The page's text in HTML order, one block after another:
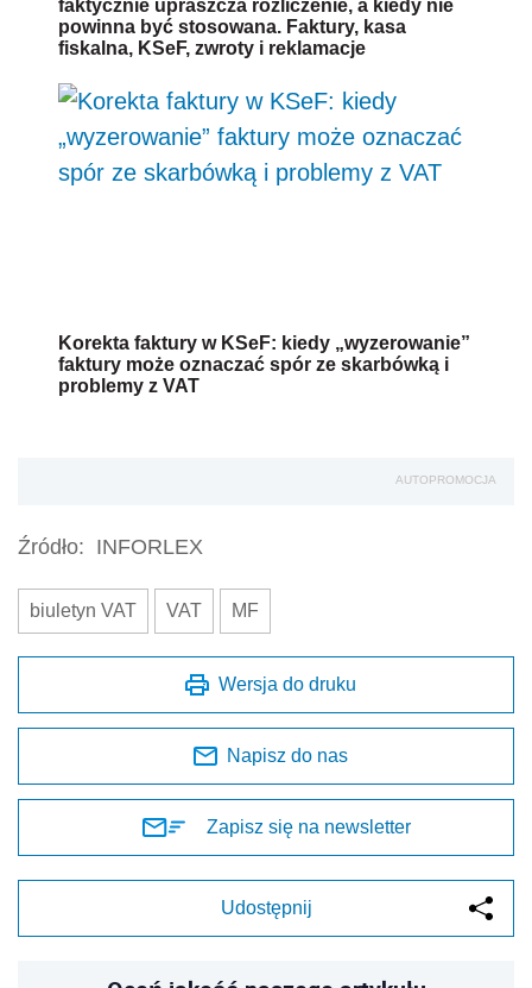
faktycznie upraszcza rozliczenie, a kiedy nie
powinna być stosowana. Faktury, kasa
fiskalna, KSeF, zwroty i reklamacje
Korekta faktury w KSeF: kiedy „wyzerowanie”
faktury może oznaczać spór ze skarbówką i
problemy z VAT
AUTOPROMOCJA
Źródło: INFORLEX
biuletyn VAT VAT MF
Wersja do druku
Napisz do nas
Zapisz się na newsletter
Udostępnij